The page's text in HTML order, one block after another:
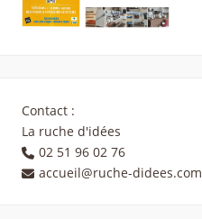
Contact :
La ruche d'idées
02 51 96 02 76
accueil@ruche-didees.com